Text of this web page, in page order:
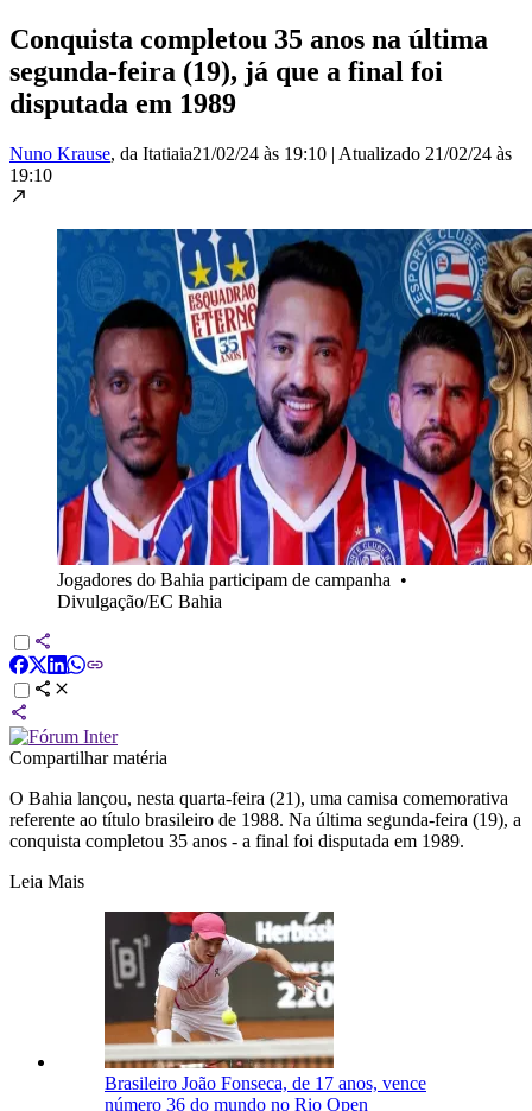
Conquista completou 35 anos na última
segunda-feira (19), já que a final foi
disputada em 1989
Nuno Krause, da Itatiaia21/02/24 às 19:10 | Atualizado 21/02/24 às
19:10
Jogadores do Bahia participam de campanha •
Divulgação/EC Bahia
Compartilhar matéria
O Bahia lançou, nesta quarta-feira (21), uma camisa comemorativa
referente ao título brasileiro de 1988. Na última segunda-feira (19), a
conquista completou 35 anos - a final foi disputada em 1989.
Leia Mais
Brasileiro João Fonseca, de 17 anos, vence
número 36 do mundo no Rio Open